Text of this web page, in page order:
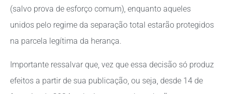
(salvo prova de esforço comum), enquanto aqueles
unidos pelo regime da separação total estarão protegidos
na parcela legítima da herança.
Importante ressalvar que, vez que essa decisão só produz
efeitos a partir de sua publicação, ou seja, desde 14 de